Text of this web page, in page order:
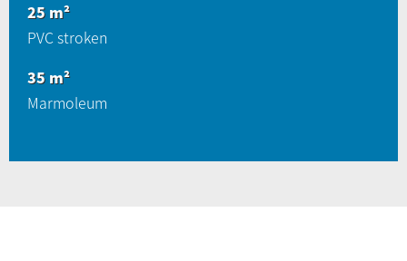
25 m²
PVC stroken
35 m²
Marmoleum